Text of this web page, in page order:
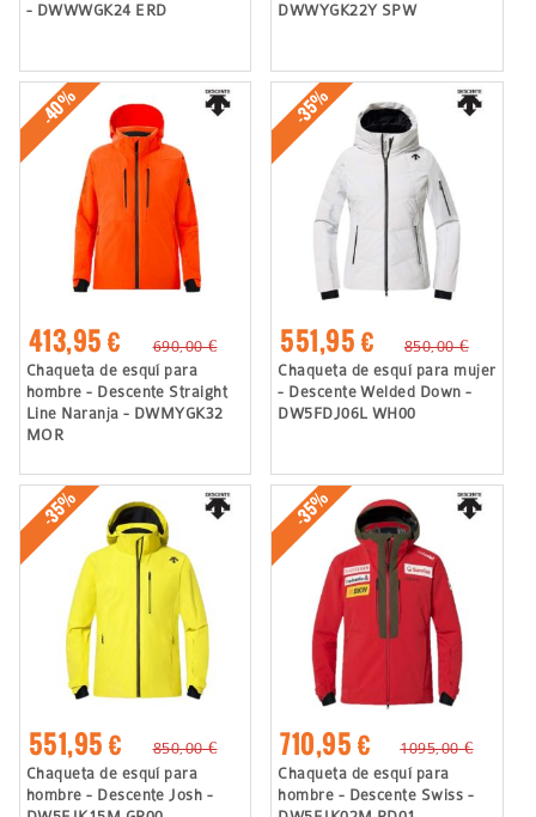
- DWWWGK24 ERD
DWWYGK22Y SPW
-40%
413,95 €
690,00 €
Chaqueta de esquí para
hombre - Descente Straight
Line Naranja - DWMYGK32
MOR
-35%
551,95 €
850,00 €
Chaqueta de esquí para mujer
- Descente Welded Down -
DW5FDJ06L WH00
-35%
551,95 €
850,00 €
Chaqueta de esquí para
hombre - Descente Josh -
-35%
710,95 €
1095,00 €
Chaqueta de esquí para
hombre - Descente Swiss -